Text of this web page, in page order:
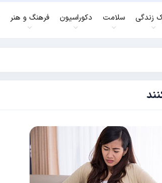
زندگی سلامت دکوراسیون فرهنگ و هنر